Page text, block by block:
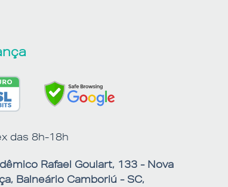
das 8h-18h
Rafael Goulart, 133 - Nova
Balneário Camboriú - SC,